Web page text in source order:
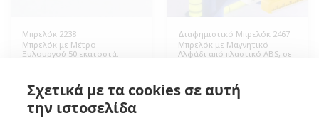
Μπρελόκ 2238
Μπρελόκ με Μέτρο
Ξυλουργού 50 εκατοστά.
δώρα και προωθητικές
ενέργειες.
Διαφημιστικό Μπρελόκ 2467
Μπρελόκ με Μαγνητικό
Αλφάδι από πλαστικό ABS, σε
(ΒxΥxΠ), Συσκευασία 200
Σχετικά με τα cookies σε αυτή
την ιστοσελίδα